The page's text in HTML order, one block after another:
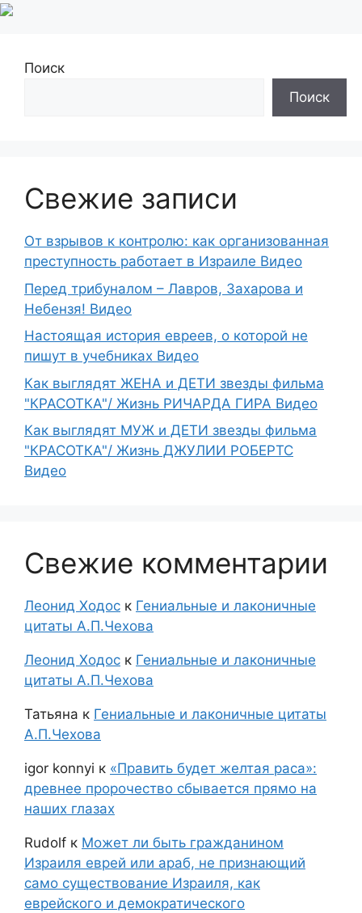
Поиск
Поиск
Свежие записи
От взрывов к контролю: как организованная
преступность работает в Израиле Видео
Перед трибуналом – Лавров, Захарова и
Небензя! Видео
Настоящая история евреев, о которой не
пишут в учебниках Видео
Как выглядят ЖЕНА и ДЕТИ звезды фильма
"КРАСОТКА"/ Жизнь РИЧАРДА ГИРА Видео
Как выглядят МУЖ и ДЕТИ звезды фильма
"КРАСОТКА"/ Жизнь ДЖУЛИИ РОБЕРТС
Видео
Свежие комментарии
Леонид Ходос к Гениальные и лаконичные
цитаты А.П.Чехова
Леонид Ходос к Гениальные и лаконичные
цитаты А.П.Чехова
Татьяна к Гениальные и лаконичные цитаты
А.П.Чехова
igor konnyi к «Править будет желтая раса»:
древнее пророчество сбывается прямо на
наших глазах
Rudolf к Может ли быть гражданином
Израиля еврей или араб, не признающий
само существование Израиля, как
еврейского и демократического